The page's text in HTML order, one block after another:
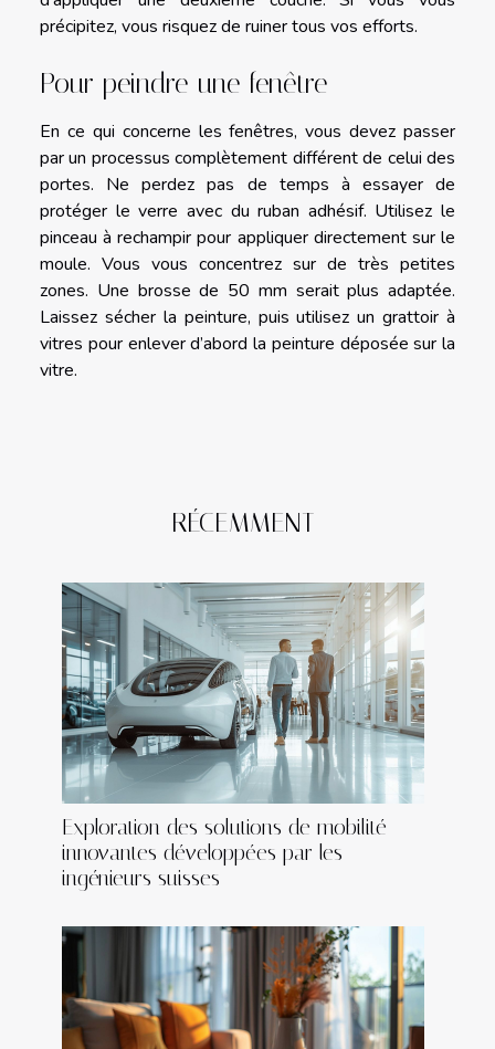
précipitez, vous risquez de ruiner tous vos efforts.
Pour peindre une fenêtre
En ce qui concerne les fenêtres, vous devez passer
par un processus complètement différent de celui des
portes. Ne perdez pas de temps à essayer de
protéger le verre avec du ruban adhésif. Utilisez le
pinceau à rechampir pour appliquer directement sur le
moule. Vous vous concentrez sur de très petites
zones. Une brosse de 50 mm serait plus adaptée.
Laissez sécher la peinture, puis utilisez un grattoir à
vitres pour enlever d’abord la peinture déposée sur la
vitre.
RÉCEMMENT
Exploration des solutions de mobilité
innovantes développées par les
ingénieurs suisses